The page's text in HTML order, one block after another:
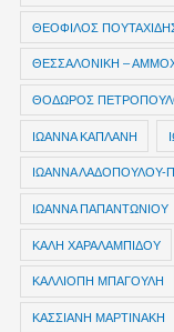
ΘΕΟΦΙΛΟΣ
ΘΕΣΣΑΛΟΝΙΚΗ –
ΘΟΔΩΡΟΣ
ΙΩΑΝΝΑ ΚΑΠΛΑΝΗ
ΙΩΑΝΝΑ
ΙΩΑΝΝΑ ΠΑΠΑΝΤΩΝΙΟΥ
ΚΑΛΗ ΧΑΡΑΛΑΜΠΙΔΟΥ
ΚΑΛΛΙΟΠΗ ΜΠΑΓΟΥΛΗ
ΚΑΣΣΙΑΝΗ ΜΑΡΤΙΝΑΚΗ